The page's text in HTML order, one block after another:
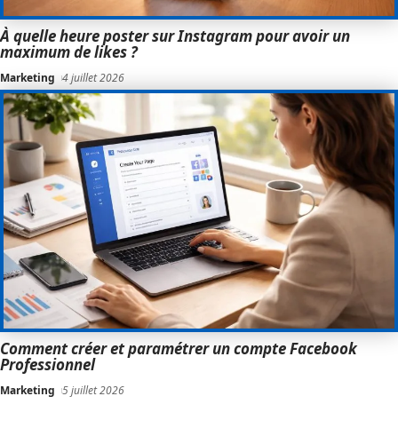
À quelle heure poster sur Instagram pour avoir un
maximum de likes ?
Marketing 4 juillet 2026
Comment créer et paramétrer un compte Facebook
Professionnel
Marketing 5 juillet 2026